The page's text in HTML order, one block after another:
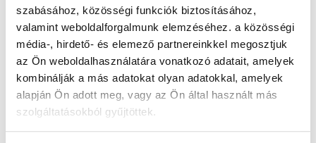
szabásához, közösségi funkciók biztosításához,
valamint weboldalforgalmunk elemzéséhez. a közösségi
média-, hirdető- és elemező partnereinkkel megosztjuk
az Ön weboldalhasználatára vonatkozó adatait, amelyek
kombinálják a más adatokat olyan adatokkal, amelyek
alapján Ön adott meg, vagy az Ön által használt más
szolgáltatásokból gyűjtöttek.
38 nap az indulásig!
Időtartam:
4-5 hónap
Indulás időpontja: 2026-09-16
Képzés ára: 169 000 Ft
egyösszegű befizetés esetén + minden
hallgatónk részére ajándék Pénztárgép helyes
kezelése tanfolyam 49.990 Ft értékben!
Vizsgadíj:75 000 Ft